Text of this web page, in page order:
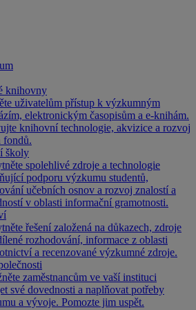
knihovny
uživatelům přístup k výzkumným
elektronickým časopisům a e-knihám.
knihovní technologie, akvizice a rozvoj
fondů.
školy
spolehlivé zdroje a technologie
podporu výzkumu studentů,
učebních osnov a rozvoj znalostí a
v oblasti informační gramotnosti.
řešení založená na důkazech, zdroje
rozhodování, informace z oblasti
a recenzované výzkumné zdroje.
zaměstnancům ve vaší instituci
své dovednosti a naplňovat potřeby
a vývoje. Pomozte jim uspět.